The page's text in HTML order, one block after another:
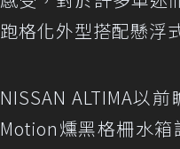
跑格化外型搭配懸浮
NISSAN ALTIMA以
Motion燻黑格柵水